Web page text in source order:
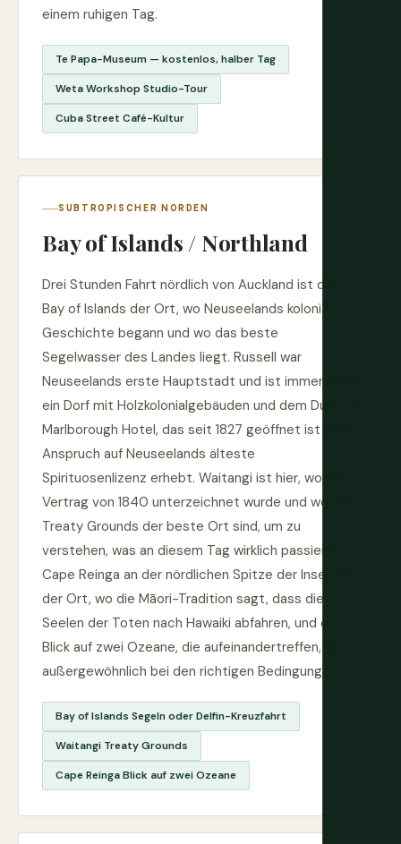
einem ruhigen Tag.
Te Papa-Museum — kostenlos, halber Tag
Weta Workshop Studio-Tour
Cuba Street Café-Kultur
SUBTROPISCHER NORDEN
Bay of Islands / Northland
Drei Stunden Fahrt nördlich von Auckland ist die
Bay of Islands der Ort, wo Neuseelands koloniale
Geschichte begann und wo das beste
Segelwasser des Landes liegt. Russell war
Neuseelands erste Hauptstadt und ist immer noch
ein Dorf mit Holzkolonialgebäuden und dem Duke of
Marlborough Hotel, das seit 1827 geöffnet ist und
Anspruch auf Neuseelands älteste
Spirituosenlizenz erhebt. Waitangi ist hier, wo der
Vertrag von 1840 unterzeichnet wurde und wo die
Treaty Grounds der beste Ort sind, um zu
verstehen, was an diesem Tag wirklich passiert ist.
Cape Reinga an der nördlichen Spitze der Insel ist
der Ort, wo die Māori-Tradition sagt, dass die
Seelen der Toten nach Hawaiki abfahren, und der
Blick auf zwei Ozeane, die aufeinandertreffen, ist
außergewöhnlich bei den richtigen Bedingungen.
Bay of Islands Segeln oder Delfin-Kreuzfahrt
Waitangi Treaty Grounds
Cape Reinga Blick auf zwei Ozeane